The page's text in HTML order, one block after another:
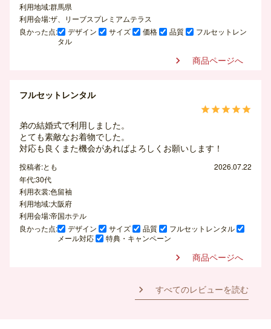
利用地域:群馬県
利用会場:ザ、リーブスプレミアムテラス
良かった点:
デザイン サイズ 価格 品質
フルセットレン
タル
 商品ページへ
フルセットレンタル

弟の結婚式で利用しました。
とても素敵なお着物でした。
対応も良くまた機会があればよろしくお願いします！
投稿者:とも
2026.07.22
年代:30代
利用衣裳:色留袖
利用地域:大阪府
利用会場:帝国ホテル
良かった点:
デザイン サイズ 品質
フルセットレンタル
メール対応
特典・キャンペーン
 商品ページへ
 すべてのレビューを読む